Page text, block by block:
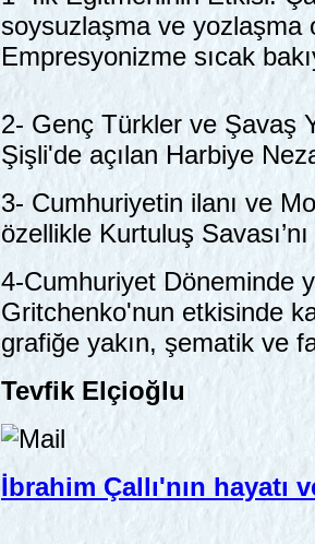
soysuzlaşma ve yozlaşma
Empresyonizme sıcak
2- Genç Türkler ve Şavaş
Şişli'de açılan Harbiye
3- Cumhuriyetin ilanı ve
özellikle Kurtuluş
4-Cumhuriyet Döneminde
Gritchenko'nun etkisinde
grafiğe yakın, şematik ve
Tevfik Elçioğlu
İbrahim Çallı'nın hayatı